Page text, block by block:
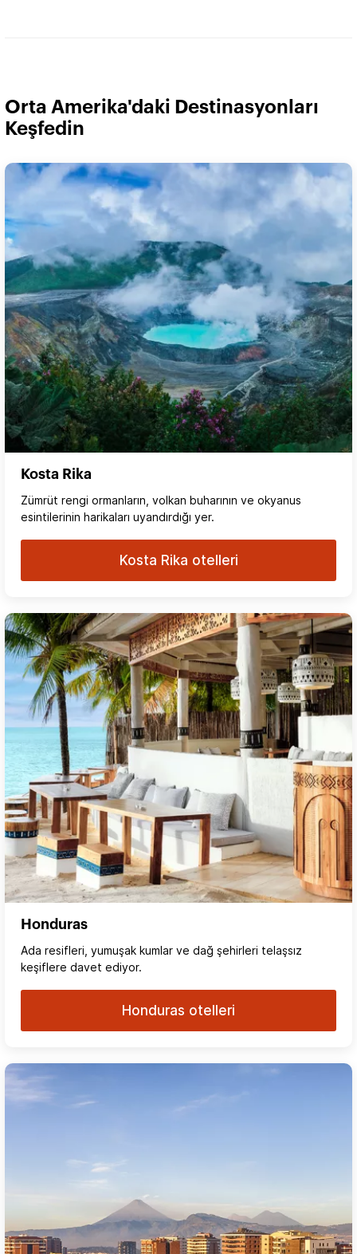
Orta Amerika'daki Destinasyonları
Keşfedin
Kosta Rika
Zümrüt rengi ormanların, volkan buharının ve okyanus
esintilerinin harikaları uyandırdığı yer.
Kosta Rika otelleri
Honduras
Ada resifleri, yumuşak kumlar ve dağ şehirleri telaşsız
keşiflere davet ediyor.
Honduras otelleri